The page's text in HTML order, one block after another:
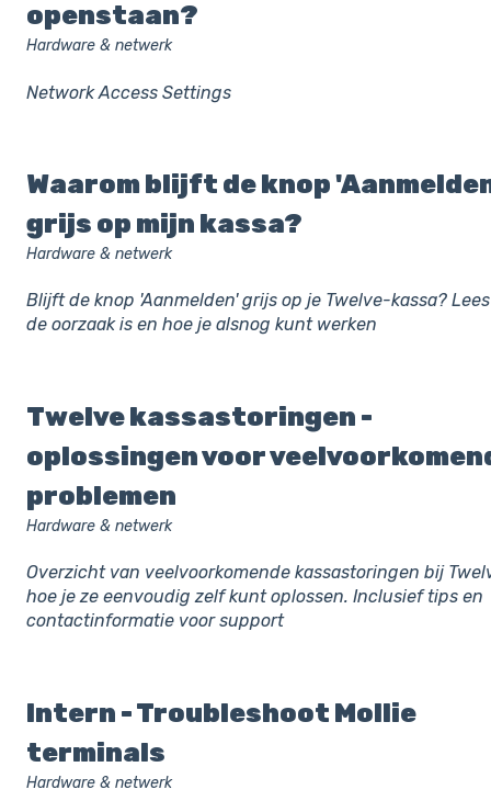
openstaan?
Hardware & netwerk
Network Access Settings
Waarom blijft de knop
grijs op mijn kassa?
Hardware & netwerk
Blijft de knop 'Aanmelden' grijs op je Twelve-kassa?
de oorzaak is en hoe je alsnog kunt werken
Twelve kassastoringen -
oplossingen voor
problemen
Hardware & netwerk
Overzicht van veelvoorkomende kassastoringen bij
hoe je ze eenvoudig zelf kunt oplossen. Inclusief tips en
contactinformatie voor support
Intern - Troubleshoot Mollie
terminals
Hardware & netwerk